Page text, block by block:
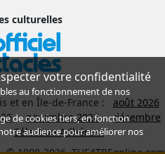
culturelles
et en Île-de-France :
août 2026
novembre 2026
décembre
Sélection Adhérent
votre confidentialité
au fonctionnement de nos
de cookies tiers, en fonction
audience pour améliorer nos